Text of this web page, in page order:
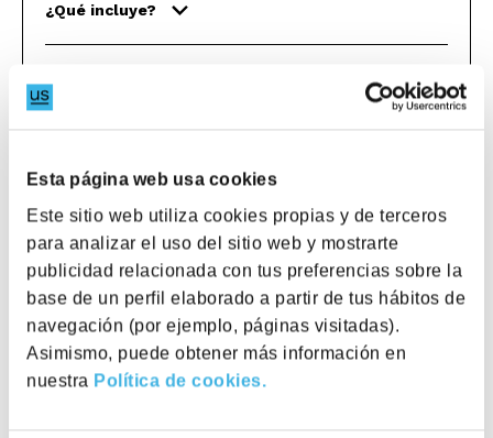
Esta página web usa cookies
Este sitio web utiliza cookies propias y de terceros
para analizar el uso del sitio web y mostrarte
publicidad relacionada con tus preferencias sobre la
base de un perfil elaborado a partir de tus hábitos de
navegación (por ejemplo, páginas visitadas).
Asimismo, puede obtener más información en
nuestra Política de cookies.
¿Qué incluye?
Consultar
Servicios
VPN Segura e internet vía WiFi y por cable
Mobiliario Ergonómico